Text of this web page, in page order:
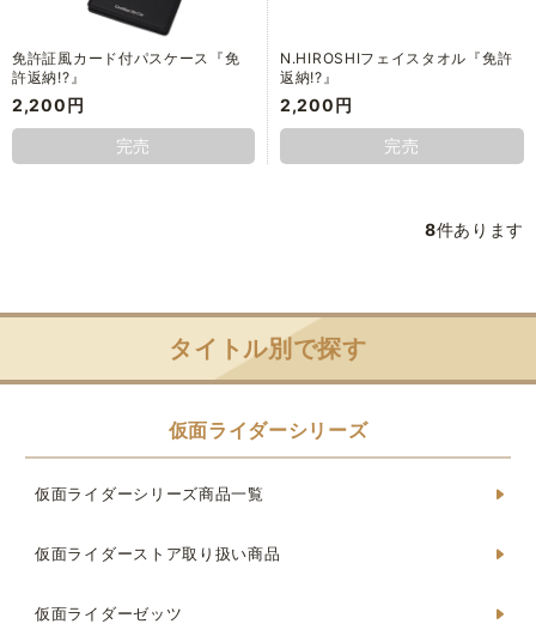
免許証風カード付パスケース『免
許返納!?』
2,200円
完売
N.HIROSHIフェイスタオル『免許
返納!?』
2,200円
完売
8件あります
タイトル別で探す
仮面ライダーシリーズ
仮面ライダーシリーズ商品一覧
仮面ライダーストア取り扱い商品
仮面ライダーゼッツ